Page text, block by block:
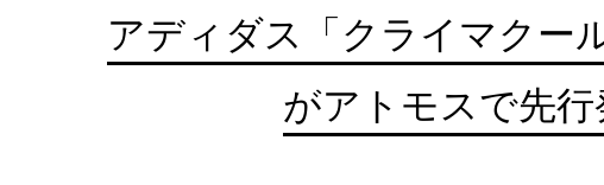
アディダス「クライマクー
がアトモスで先行